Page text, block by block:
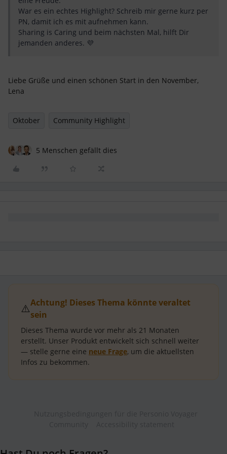
War es ein echtes Highlight? Schreib mir gerne kurz per
PN, damit ich es mit aufnehmen kann.
Sharing is Caring und beim nächsten Mal, hilft Dir
jemanden anderes. 💜
Liebe Grüße und einen schönen Start in den November,
Lena
Oktober Community Highlight
5 Menschen gefällt dies
⚠️Achtung! Dieses Thema könnte veraltet
sein
Dieses Thema wurde vor mehr als 21 Monaten
erstellt. Unser Produkt entwickelt sich schnell weiter
— stelle gerne eine neue Frage, um die aktuellsten
Infos zu bekommen.